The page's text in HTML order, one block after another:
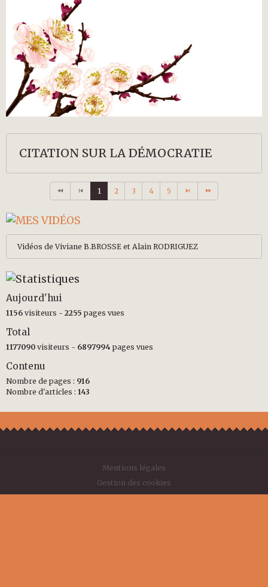
CITATION SUR LA DÉMOCRATIE
1 2 3 4 5
Vidéos de Viviane B.BROSSE et Alain RODRIGUEZ
Aujourd'hui
1156 visiteurs - 2255 pages vues
Total
1177090 visiteurs - 6897994 pages vues
Contenu
Nombre de pages : 916
Nombre d'articles : 143
Mentions légales
Gestion des cookies